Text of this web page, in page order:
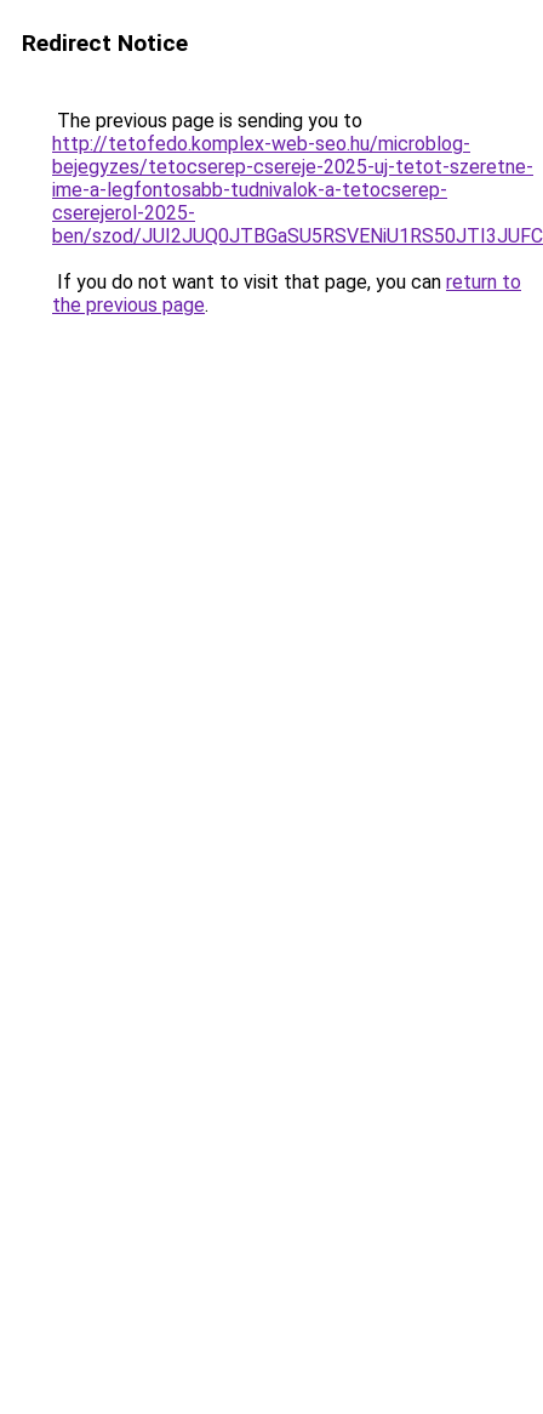
Redirect Notice
The previous page is sending you to
http://tetofedo.komplex-web-seo.hu/microblog-
bejegyzes/tetocserep-csereje-2025-uj-tetot-szeretne-
ime-a-legfontosabb-tudnivalok-a-tetocserep-
cserejerol-2025-
ben/szod/
If you do not want to visit that page, you can return to
the previous page.